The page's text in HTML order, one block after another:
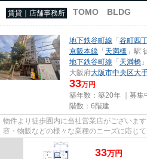
賃貸｜店舗事務所 TOMO BLDG
地下鉄谷町線 「谷町四
京阪本線 「天満橋 」駅
地下鉄谷町線 「天満橋
大阪府大阪市中央区大
33万円
築年数：築20年 ｜募集
階数：6階建
物件より徒歩圏内に当社営業店がございま
容・物販などの様々な業種のニーズに応じ
尚、弊社ではおとり広告は一切...
33万円